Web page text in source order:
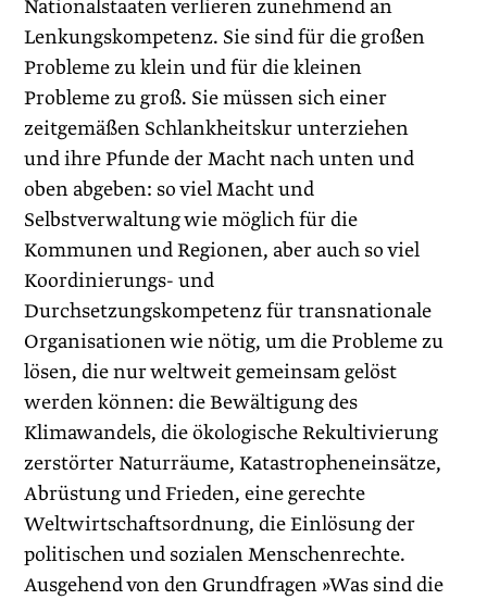
Nationalstaaten verlieren zunehmend an
Lenkungskompetenz. Sie sind für die großen
Probleme zu klein und für die kleinen
Probleme zu groß. Sie müssen sich einer
zeitgemäßen Schlankheitskur unterziehen
und ihre Pfunde der Macht nach unten und
oben abgeben: so viel Macht und
Selbstverwaltung wie möglich für die
Kommunen und Regionen, aber auch so viel
Koordinierungs- und
Durchsetzungskompetenz für transnationale
Organisationen wie nötig, um die Probleme zu
lösen, die nur weltweit gemeinsam gelöst
werden können: die Bewältigung des
Klimawandels, die ökologische Rekultivierung
zerstörter Naturräume, Katastropheneinsätze,
Abrüstung und Frieden, eine gerechte
Weltwirtschaftsordnung, die Einlösung der
politischen und sozialen Menschenrechte.
Ausgehend von den Grundfragen »Was sind die